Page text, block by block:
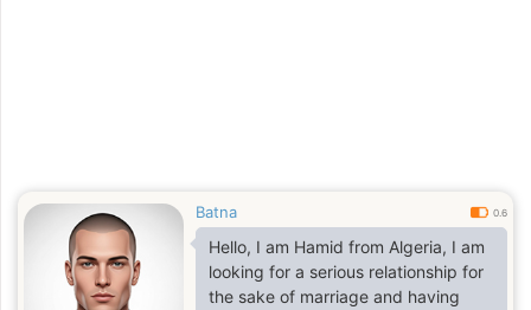
Batna 0.6
Hello, I am Hamid from Algeria, I am
looking for a serious relationship for
the sake of marriage and having